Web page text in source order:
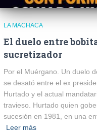
LA MACHACA
El duelo entre
sucretizador
Por el Muérgano. Un duelo
se desató entre el ex
Hurtado y el actual
travieso. Hurtado quien
sucesión en 1981, en una
Leer más